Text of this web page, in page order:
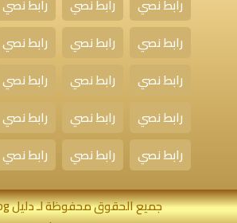
رابط نصي
رابط نصي رابط نصي
رابط نصي
رابط نصي رابط نصي
رابط نصي
رابط نصي رابط نصي
رابط نصي
رابط نصي رابط نصي
رابط نصي
رابط نصي رابط نصي
جميع الحقوق محفوظة لـ دليل white frog